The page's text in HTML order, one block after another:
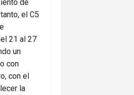
de
el C5
21 al 27
un
con
con el
la